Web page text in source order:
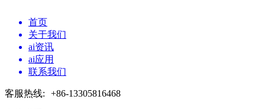
首页
关于我们
ai资讯
ai应用
联系我们
客服热线: +86-13305816468